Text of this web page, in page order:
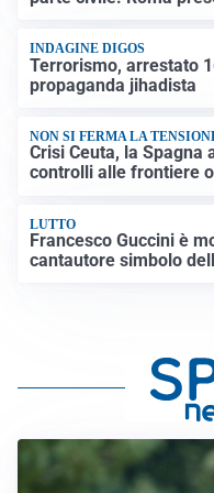
INDAGINE DIGOS
Terrorismo, arrestato
propaganda jihadista
NON SI FERMA LA
Crisi Ceuta, la Spagna
controlli alle frontiere
LUTTO
Francesco Guccini è
cantautore simbolo